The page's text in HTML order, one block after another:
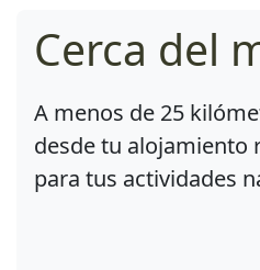
Cerca del
A menos de 25
desde tu alojamiento
para tus actividades